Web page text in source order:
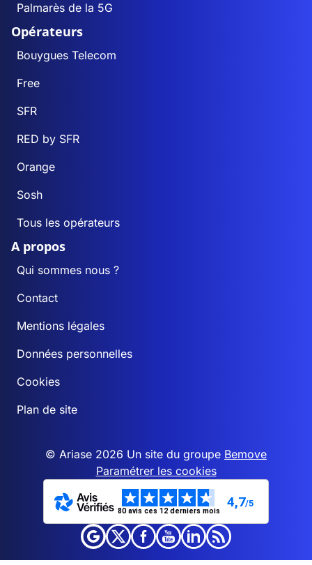
Palmarès de la 5G
Opérateurs
Bouygues Telecom
Free
SFR
RED by SFR
Orange
Sosh
Tous les opérateurs
A propos
Qui sommes nous ?
Contact
Mentions légales
Données personnelles
Cookies
Plan de site
© Ariase 2026 Un site du groupe Bemove
Paramétrer les cookies
80 avis ces 12 derniers mois
4,7/5